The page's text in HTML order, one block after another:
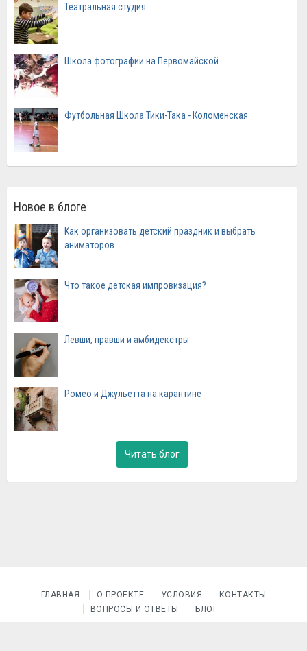
Театральная студия
Школа фотографии на Первомайской
Футбольная Школа Тики-Така - Коломенская
Новое в блоге
Как организовать детский праздник и выбрать
аниматоров
Что такое детская импровизация?
Левши, правши и амбидекстры
Ромео и Джульетта на карантине
Читать блог
ГЛАВНАЯ О ПРОЕКТЕ УСЛОВИЯ
КОНТАКТЫ
ВОПРОСЫ И ОТВЕТЫ
БЛОГ